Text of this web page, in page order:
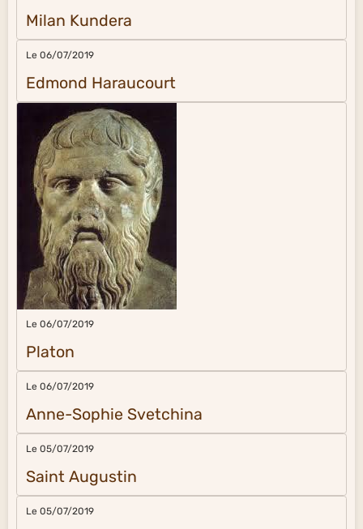
Milan Kundera
Le 06/07/2019
Edmond Haraucourt
Le 06/07/2019
Platon
Le 06/07/2019
Anne-Sophie Svetchina
Le 05/07/2019
Saint Augustin
Le 05/07/2019